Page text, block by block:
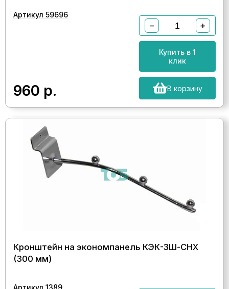
Артикул 59696
960 р.
− +
Купить в 1
клик
В корзину
Кронштейн на экономпанель КЭК-3Ш-СНХ
(300 мм)
Артикул 1389